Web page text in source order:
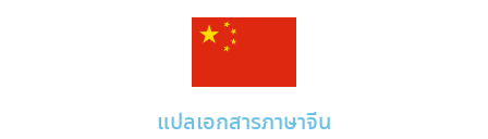
แปลเอกสารภาษาจีน